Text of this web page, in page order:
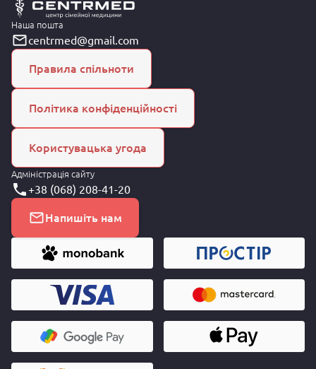
Наша пошта
centrmed@gmail.com
Правила спільноти
Політика конфіденційності
Користувацька угода
Адміністрація сайту
+38 (068) 208-41-20
Напишіть нам